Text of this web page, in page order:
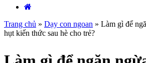
Trang chủ » Dạy con ngoan » Làm gì để
hụt kiến thức sau hè cho trẻ?